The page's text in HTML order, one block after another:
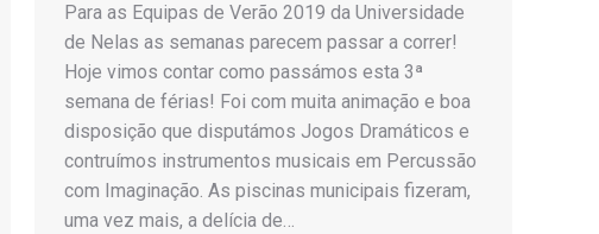
Para as Equipas de Verão 2019 da Universidade
de Nelas as semanas parecem passar a correr!
Hoje vimos contar como passámos esta 3ª
semana de férias! Foi com muita animação e boa
disposição que disputámos Jogos Dramáticos e
contruímos instrumentos musicais em Percussão
com Imaginação. As piscinas municipais fizeram,
uma vez mais, a delícia de…